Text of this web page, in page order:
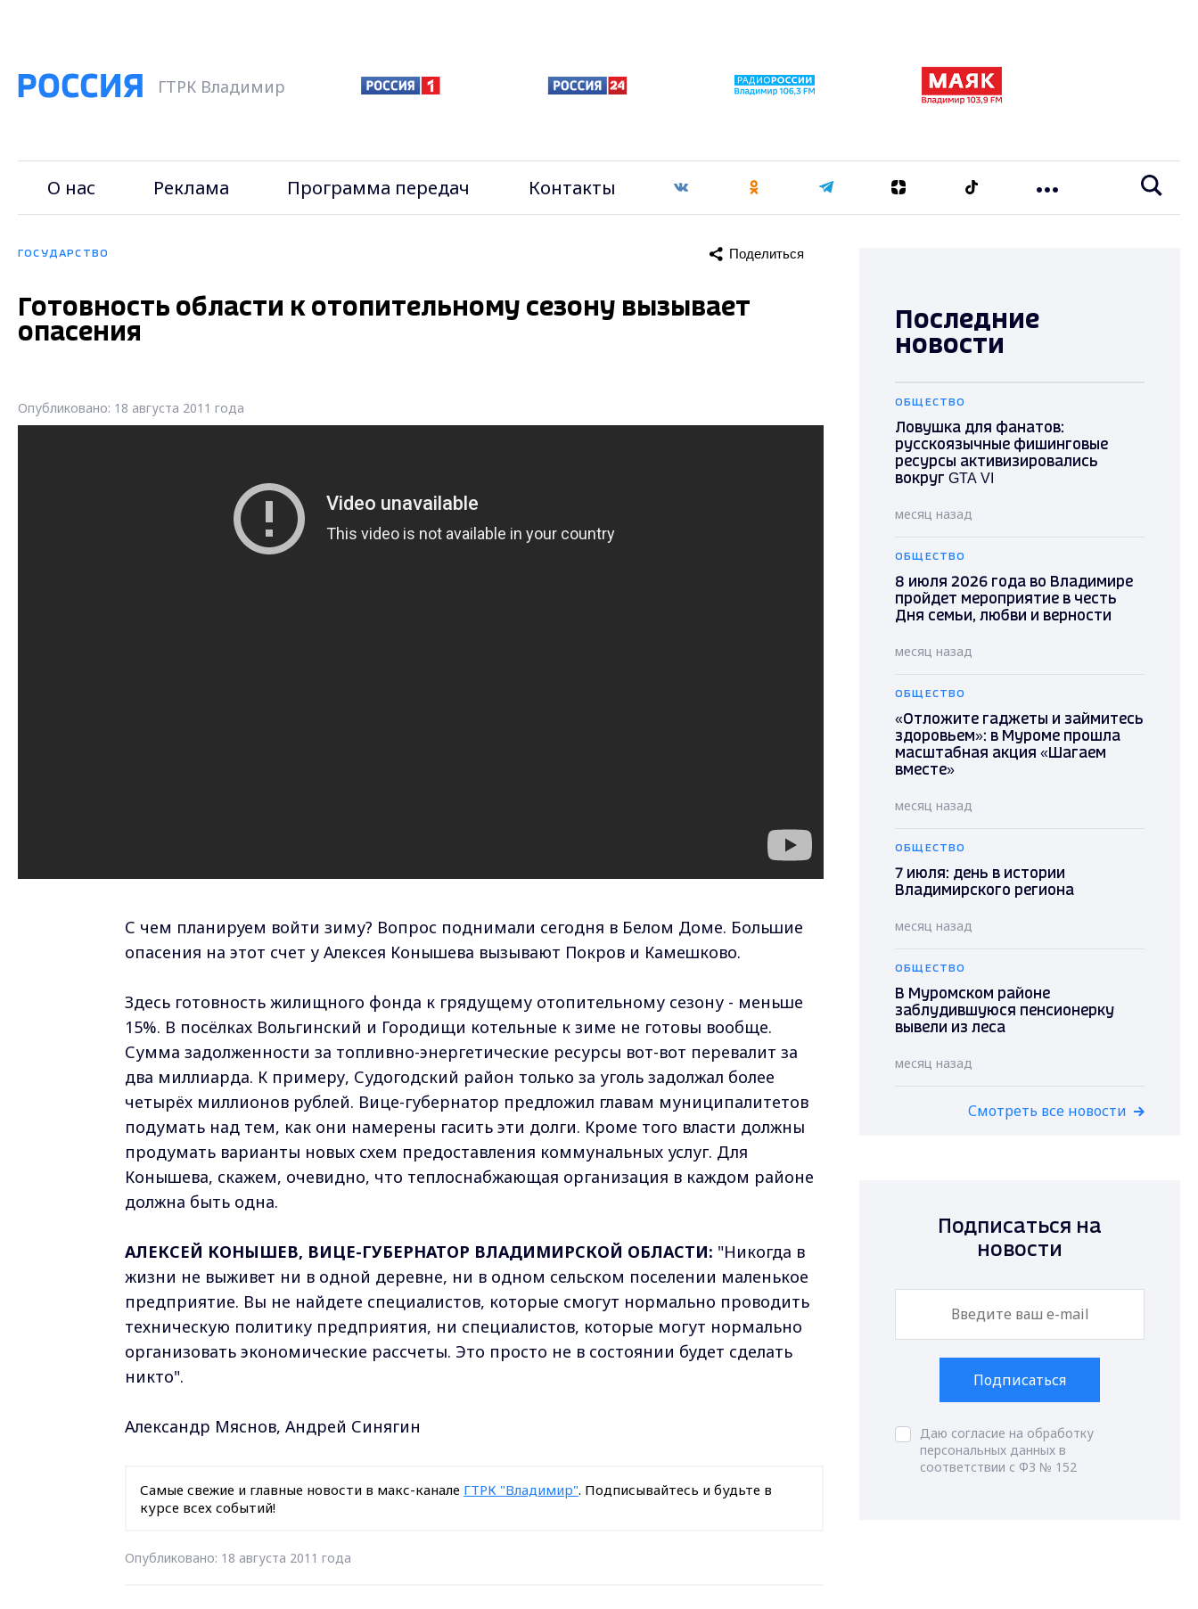
ГТРК Владимир
О нас Реклама Программа передач Контакты
ГОСУДАРСТВО Поделиться
Готовность области к отопительному сезону вызывает
опасения
Опубликовано: 18 августа 2011 года
С чем планируем войти зиму? Вопрос поднимали сегодня в Белом Доме. Большие
опасения на этот счет у Алексея Конышева вызывают Покров и Камешково.
Здесь готовность жилищного фонда к грядущему отопительному сезону - меньше
15%. В посёлках Вольгинский и Городищи котельные к зиме не готовы вообще.
Сумма задолженности за топливно-энергетические ресурсы вот-вот перевалит за
два миллиарда. К примеру, Судогодский район только за уголь задолжал более
четырёх миллионов рублей. Вице-губернатор предложил главам муниципалитетов
подумать над тем, как они намерены гасить эти долги. Кроме того власти должны
продумать варианты новых схем предоставления коммунальных услуг. Для
Конышева, скажем, очевидно, что теплоснабжающая организация в каждом районе
должна быть одна.
АЛЕКСЕЙ КОНЫШЕВ, ВИЦЕ-ГУБЕРНАТОР ВЛАДИМИРСКОЙ ОБЛАСТИ: "Никогда в
жизни не выживет ни в одной деревне, ни в одном сельском поселении маленькое
предприятие. Вы не найдете специалистов, которые смогут нормально проводить
техническую политику предприятия, ни специалистов, которые могут нормально
организовать экономические рассчеты. Это просто не в состоянии будет сделать
никто".
Александр Мяснов, Андрей Синягин
Самые свежие и главные новости в макс-канале ГТРК "Владимир". Подписывайтесь и будьте в
курсе всех событий!
Опубликовано: 18 августа 2011 года
Последние
новости
ОБЩЕСТВО
Ловушка для фанатов:
русскоязычные фишинговые
ресурсы активизировались
вокруг GTA VI
месяц назад
ОБЩЕСТВО
8 июля 2026 года во Владимире
пройдет мероприятие в честь
Дня семьи, любви и верности
месяц назад
ОБЩЕСТВО
«Отложите гаджеты и займитесь
здоровьем»: в Муроме прошла
масштабная акция «Шагаем
вместе»
месяц назад
ОБЩЕСТВО
7 июля: день в истории
Владимирского региона
месяц назад
ОБЩЕСТВО
В Муромском районе
заблудившуюся пенсионерку
вывели из леса
месяц назад
Смотреть все новости
Подписаться на
новости
Подписаться
Даю согласие на обработку
персональных данных в
соответствии с ФЗ № 152